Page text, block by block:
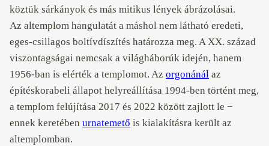
köztük sárkányok és más mitikus lények ábrázolásai.
Az altemplom hangulatát a máshol nem látható eredeti,
eges-csillagos boltívdíszítés határozza meg. A XX. század
viszontagságai nemcsak a világháborúk idején, hanem
1956-ban is elérték a templomot. Az orgonánál az
építéskorabeli állapot helyreállítása 1994-ben történt meg,
a templom felújítása 2017 és 2022 között zajlott le −
ennek keretében urnatemető is kialakításra került az
altemplomban.